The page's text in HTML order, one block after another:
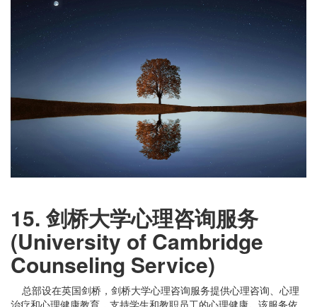
15. 剑桥大学心理咨询服务
(University of Cambridge
Counseling Service)
总部设在英国剑桥，剑桥大学心理咨询服务提供心理咨询、心理